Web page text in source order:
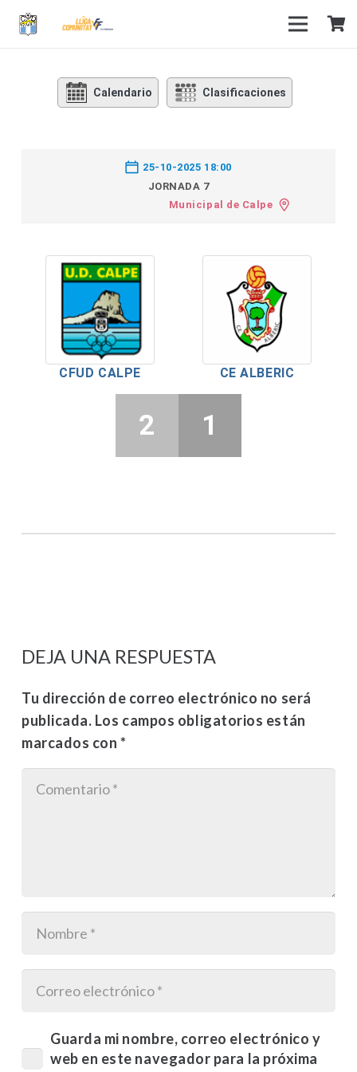
Calendario Clasificaciones
25-10-2025 18:00
JORNADA 7
Municipal de Calpe
CFUD CALPE CE ALBERIC
2 1
DEJA UNA RESPUESTA
Tu dirección de correo electrónico no será
publicada. Los campos obligatorios están
marcados con*
Guarda mi nombre, correo electrónico y
web en este navegador para la próxima